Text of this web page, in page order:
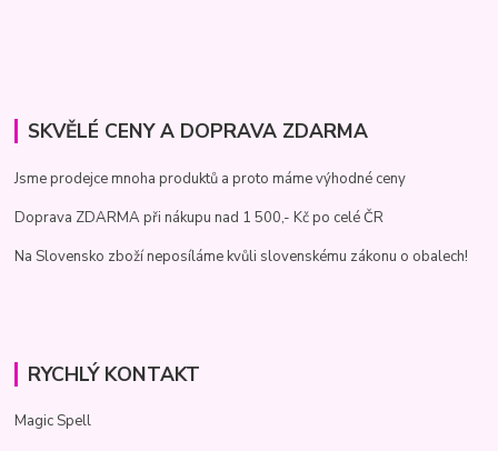
SKVĚLÉ CENY A DOPRAVA ZDARMA
Jsme prodejce mnoha produktů a proto máme výhodné ceny
Doprava ZDARMA při nákupu nad 1 500,- Kč po celé ČR
Na Slovensko zboží neposíláme kvůli slovenskému zákonu o obalech!
RYCHLÝ KONTAKT
Magic Spell